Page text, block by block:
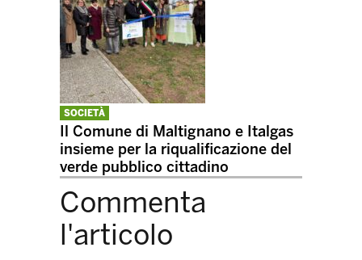
SOCIETÀ
Il Comune di Maltignano e Italgas
insieme per la riqualificazione del
verde pubblico cittadino
Commenta
l'articolo